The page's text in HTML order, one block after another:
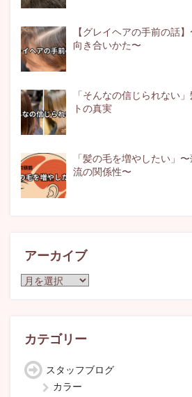
【グレイヘアの手前の話
向き合いかた〜
「そんなの信じられない
トの真実
「髪の毛を増やしたい」
流の関係性〜
アーカイブ
ア
ブ
カテゴリー
スタッフブログ
カラー